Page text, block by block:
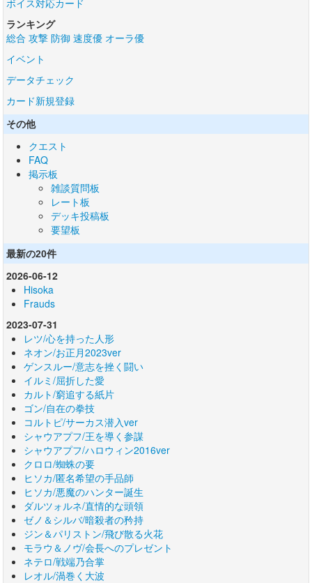
ボイス対応カード
ランキング
総合 攻撃 防御 速度優 オーラ優
イベント
データチェック
カード新規登録
その他
クエスト
FAQ
掲示板
雑談質問板
レート板
デッキ投稿板
要望板
最新の20件
2026-06-12
Hisoka
Frauds
2023-07-31
レツ/心を持った人形
ネオン/お正月2023ver
ゲンスルー/意志を挫く闘い
イルミ/屈折した愛
カルト/窮追する紙片
ゴン/自在の拳技
コルトピ/サーカス潜入ver
シャウアプフ/王を導く参謀
シャウアプフ/ハロウィン2016ver
クロロ/蜘蛛の要
ヒソカ/匿名希望の手品師
ヒソカ/悪魔のハンター誕生
ダルツォルネ/直情的な頭領
ゼノ＆シルバ/暗殺者の矜持
ジン＆パリストン/飛び散る火花
モラウ＆ノヴ/会長へのプレゼント
ネテロ/戦端乃合掌
レオル/渦巻く大波